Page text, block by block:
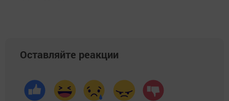
Оставляйте реакции